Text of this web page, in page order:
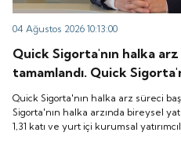
04 Ağustos 2026 10:13:00
Quick Sigorta'nın halka arz
tamamlandı. Quick
yatırımcılara ayrılan
içi kurumsal yatırımcılara
talep geldi. Quick Sigorta,
Quick Sigorta'nın halka arz süreci
Sigorta'nın halka arzında bireysel
1,31 katı ve yurt içi kurumsal